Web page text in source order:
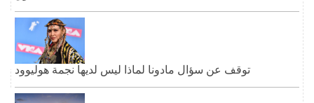
توقف عن سؤال مادونا لماذا ليس لديها نجمة هوليوود